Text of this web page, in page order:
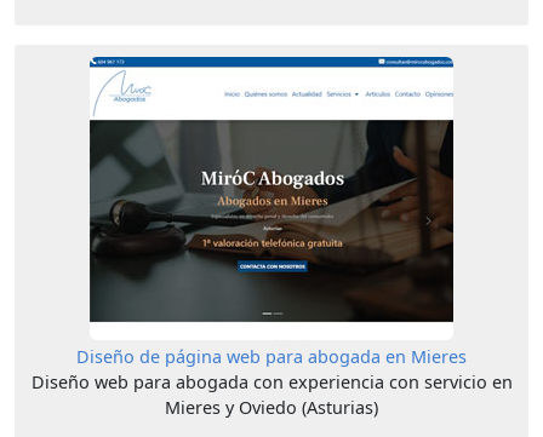
Diseño de página web para abogada en Mieres
Diseño web para abogada con experiencia con servicio en
Mieres y Oviedo (Asturias)